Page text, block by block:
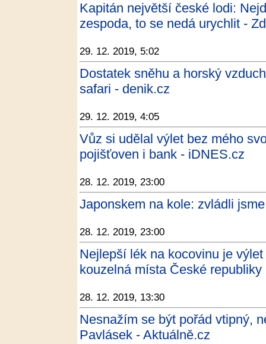
Kapitán největší české lodi:
zespoda, to se nedá urychlit -
29. 12. 2019, 5:02
Dostatek sněhu a horský
safari - denik.cz
29. 12. 2019, 4:05
Vůz si udělal výlet bez mého
pojišťoven i bank - iDNES.cz
28. 12. 2019, 23:00
Japonskem na kole: zvládli
28. 12. 2019, 23:00
Nejlepší lék na kocovinu je
kouzelná místa České
28. 12. 2019, 13:30
Nesnažím se být pořád vtipný,
Pavlásek - Aktuálně.cz